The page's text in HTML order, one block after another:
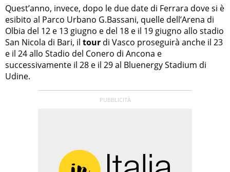
Quest’anno, invece, dopo le due date di Ferrara dove si è
esibito al Parco Urbano G.Bassani, quelle dell’Arena di
Olbia del 12 e 13 giugno e del 18 e il 19 giugno allo stadio
San Nicola di Bari, il tour di Vasco proseguirà anche il 23
e il 24 allo Stadio del Conero di Ancona e
successivamente il 28 e il 29 al Bluenergy Stadium di
Udine.